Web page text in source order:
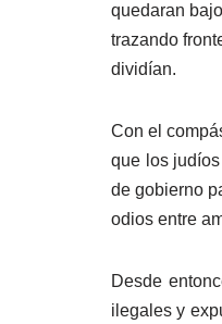
quedaran
trazando
dividían.
Con el
que los
de gobierno
odios entre
Desde
ilegales y